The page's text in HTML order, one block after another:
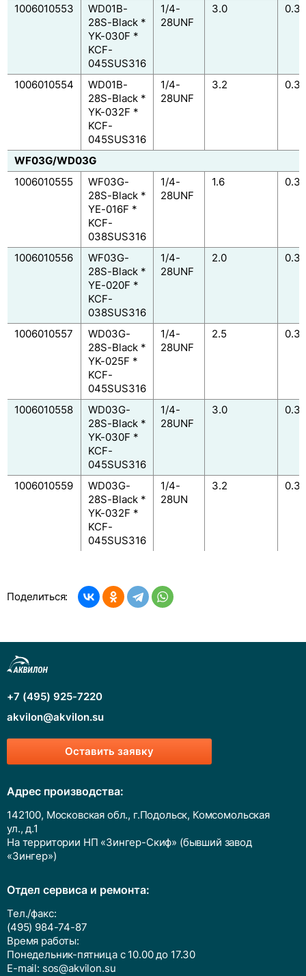
1006010553
WD01B-
28S-Black *
YK-030F *
KCF-
045SUS316
1/4-
28UNF
3.0 0.3
1006010554
WD01B-
28S-Black *
YK-032F *
KCF-
045SUS316
1/4-
28UNF
3.2 0.3
WF03G/WD03G
1006010555
WF03G-
28S-Black *
YE-016F *
KCF-
038SUS316
1/4-
28UNF
1.6 0.3
1006010556
WF03G-
28S-Black *
YE-020F *
KCF-
038SUS316
1/4-
28UNF
2.0 0.3
1006010557
WD03G-
28S-Black *
YK-025F *
KCF-
045SUS316
1/4-
28UNF
2.5 0.3
1006010558
WD03G-
28S-Black *
YK-030F *
KCF-
045SUS316
1/4-
28UNF
3.0 0.3
1006010559
WD03G-
28S-Black *
YK-032F *
KCF-
045SUS316
1/4-
28UN
3.2 0.3
Поделиться:
Оставить заявку
+7 (495) 925-7220
akvilon@akvilon.su
Адрес производства:
142100, Московская обл., г.Подольск, Комсомольская
ул., д.1
На территории НП «Зингер-Скиф» (бывший завод
«Зингер»)
Отдел сервиса и ремонта:
Тел./факс:
(495) 984-74-87
Время работы:
Понедельник-пятница с 10.00 до 17.30
E-mail: sos@akvilon.su